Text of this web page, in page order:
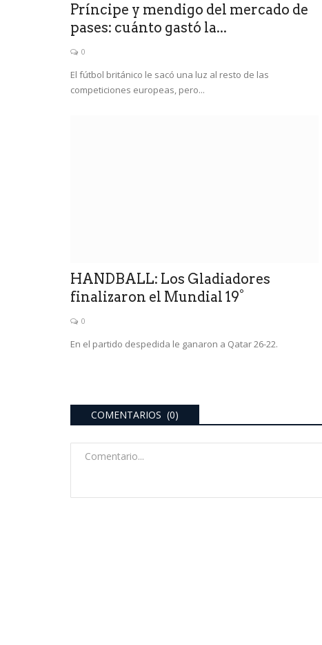
Príncipe y mendigo del mercado de
pases: cuánto gastó la...
0
El fútbol británico le sacó una luz al resto de las
competiciones europeas, pero...
HANDBALL: Los Gladiadores
finalizaron el Mundial 19°
0
En el partido despedida le ganaron a Qatar 26-22.
COMENTARIOS (0)